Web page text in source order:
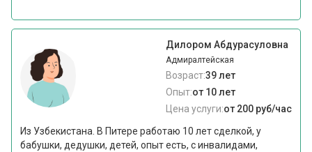
Дилором Абдурасуловна
Адмиралтейская
Возраст:39 лет
Опыт:от 10 лет
Цена услуги:от 200 руб/час
Из Узбекистана. В Питере работаю 10 лет сделкой, у
бабушки, дедушки, детей, опыт есть, с инвалидами,